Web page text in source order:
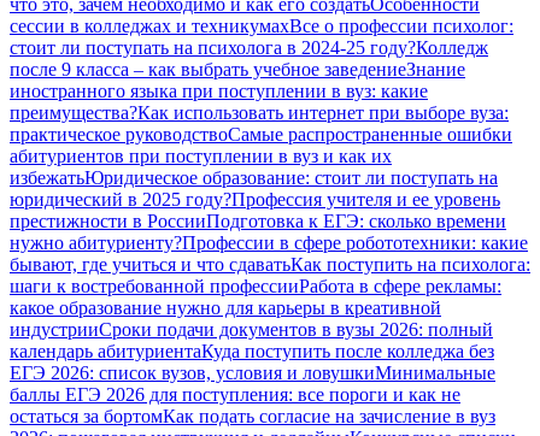
что это, зачем необходимо и как его создатьОсобенности
сессии в колледжах и техникумахВсе о профессии психолог:
стоит ли поступать на психолога в 2024-25 году?Колледж
после 9 класса – как выбрать учебное заведениеЗнание
иностранного языка при поступлении в вуз: какие
преимущества?Как использовать интернет при выборе вуза:
практическое руководствоСамые распространенные ошибки
абитуриентов при поступлении в вуз и как их
избежатьЮридическое образование: стоит ли поступать на
юридический в 2025 году?Профессия учителя и ее уровень
престижности в РоссииПодготовка к ЕГЭ: сколько времени
нужно абитуриенту?Профессии в сфере робототехники: какие
бывают, где учиться и что сдаватьКак поступить на психолога:
шаги к востребованной профессииРабота в сфере рекламы:
какое образование нужно для карьеры в креативной
индустрииСроки подачи документов в вузы 2026: полный
календарь абитуриентаКуда поступить после колледжа без
ЕГЭ 2026: список вузов, условия и ловушкиМинимальные
баллы ЕГЭ 2026 для поступления: все пороги и как не
остаться за бортомКак подать согласие на зачисление в вуз